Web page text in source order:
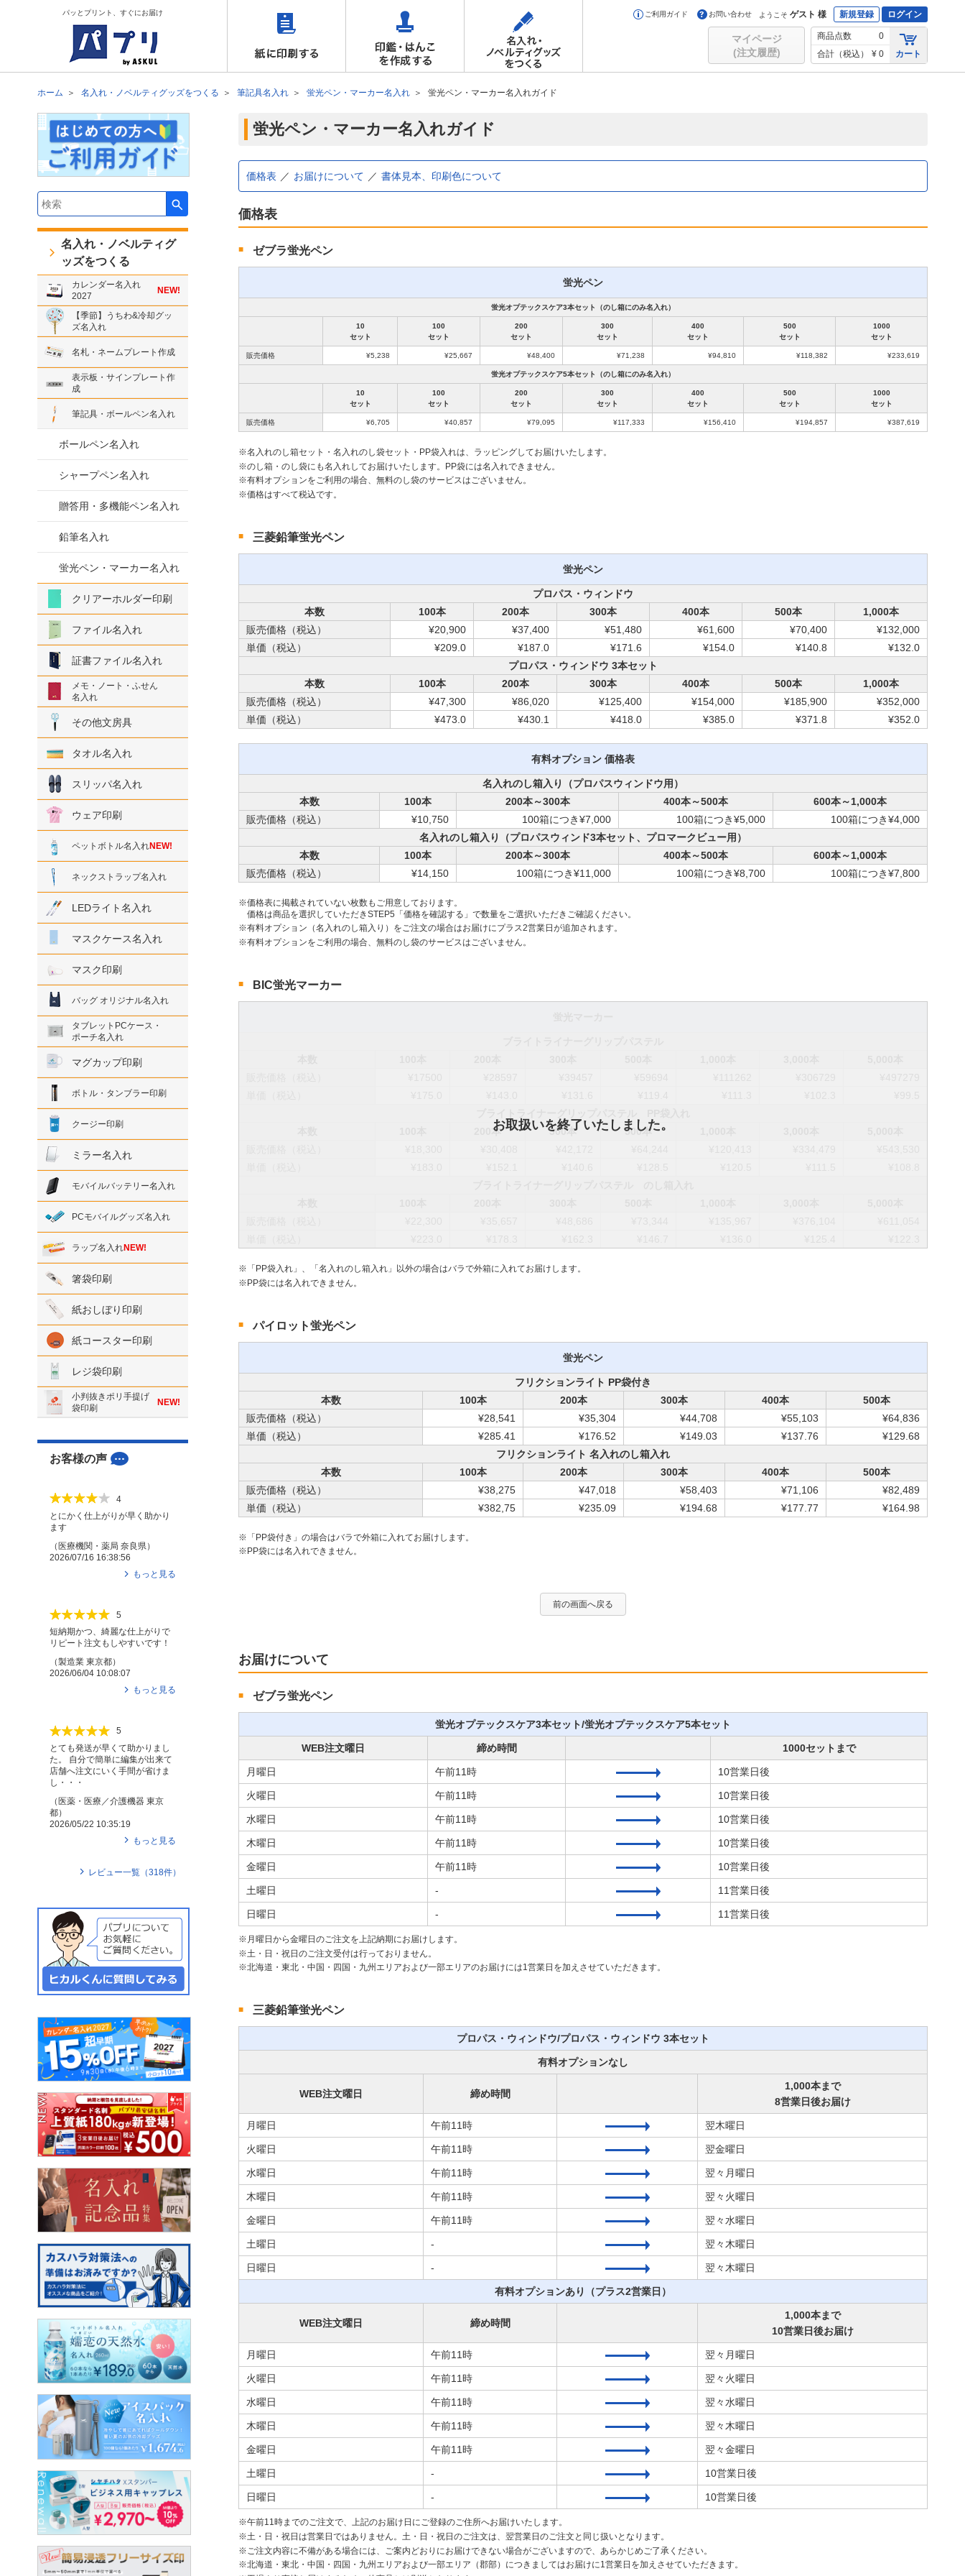
パッとプリント、すぐにお届け ご利用ガイド お問い合わせ ようこそ ゲスト 様 新規登録 ログイン
マイページ
(注文履歴)
商品点数
0
合計（税込）
¥ 0 カート
ホーム 名入れ・ノベルティグッズをつくる 筆記具名入れ 蛍光ペン・マーカー名入れ 蛍光ペン・マーカー名入れガイド
蛍光ペン・マーカー名入れガイド
価格表 お届けについて 書体見本、印刷色について
価格表
ゼブラ蛍光ペン
蛍光ペン
蛍光オプテックスケア3本セット（のし箱にのみ名入れ）
10
セット
100
セット
200
セット
300
セット
400
セット
500
セット
1000
セット
販売価格 ¥5,238 ¥25,667 ¥48,400 ¥71,238 ¥94,810 ¥118,382 ¥233,619
蛍光オプテックスケア5本セット（のし箱にのみ名入れ）
10
セット
100
セット
200
セット
300
セット
400
セット
500
セット
1000
セット
販売価格 ¥6,705 ¥40,857 ¥79,095 ¥117,333 ¥156,410 ¥194,857 ¥387,619
名入れのし箱セット・名入れのし袋セット・PP袋入れは、ラッピングしてお届けいたします。
のし箱・のし袋にも名入れしてお届けいたします。PP袋には名入れできません。
有料オプションをご利用の場合、無料のし袋のサービスはございません。
価格はすべて税込です。
三菱鉛筆蛍光ペン
蛍光ペン
プロパス・ウィンドウ
本数
100本 200本 300本 400本 500本
1,000本
販売価格（税込）
¥20,900 ¥37,400 ¥51,480 ¥61,600 ¥70,400
¥132,000
単価（税込）
¥209.0 ¥187.0 ¥171.6 ¥154.0 ¥140.8
¥132.0
プロパス・ウィンドウ 3本セット
本数
100本 200本 300本 400本 500本
1,000本
販売価格（税込）
¥47,300 ¥86,020 ¥125,400 ¥154,000 ¥185,900
¥352,000
単価（税込）
¥473.0 ¥430.1 ¥418.0 ¥385.0 ¥371.8 ¥352.0
有料オプション 価格表
名入れのし箱入り（プロパスウィンドウ用）
本数
100本 200本～300本 400本～500本
600本～1,000本
販売価格（税込）
¥10,750 100箱につき¥7,000 100箱につき¥5,000
100箱につき¥4,000
名入れのし箱入り（プロパスウィンド3本セット、プロマークビュー用）
本数
100本 200本～300本 400本～500本
600本～1,000本
販売価格（税込）
¥14,150 100箱につき¥11,000 100箱につき¥8,700 100箱につき¥7,800
価格表に掲載されていない枚数もご用意しております。
価格は商品を選択していただきSTEP5「価格を確認する」で数量をご選択いただきご確認ください。
有料オプション（名入れのし箱入り）をご注文の場合はお届けにプラス2営業日が追加されます。
有料オプションをご利用の場合、無料のし袋のサービスはございません。
BIC蛍光マーカー
200本 300本 500本
「PP袋入れ」、「名入れのし箱入れ」以外の場合はバラで外箱に入れてお届けします。
PP袋には名入れできません。
パイロット蛍光ペン
蛍光ペン
フリクションライト PP袋付き
本数
100本 200本 300本 400本
500本
販売価格（税込）
¥28,541 ¥35,304 ¥44,708 ¥55,103
¥64,836
単価（税込）
¥285.41 ¥176.52 ¥149.03 ¥137.76
¥129.68
フリクションライト 名入れのし箱入れ
本数
100本 200本 300本 400本
500本
販売価格（税込）
¥38,275 ¥47,018 ¥58,403 ¥71,106
¥82,489
単価（税込）
¥382,75 ¥235.09 ¥194.68 ¥177.77 ¥164.98
「PP袋付き」の場合はバラで外箱に入れてお届けします。
PP袋には名入れできません。
前の画面へ戻る
お届けについて
ゼブラ蛍光ペン
蛍光オプテックスケア3本セット/蛍光オプテックスケア5本セット
WEB注文曜日 締め時間 1000セットまで
月曜日 午前11時 10営業日後
火曜日 午前11時 10営業日後
水曜日 午前11時 10営業日後
木曜日 午前11時 10営業日後
金曜日 午前11時 10営業日後
土曜日 - 11営業日後
日曜日 - 11営業日後
月曜日から金曜日のご注文を上記納期にお届けします。
土・日・祝日のご注文受付は行っておりません。
北海道・東北・中国・四国・九州エリアおよび一部エリアのお届けには1営業日を加えさせていただきます。
三菱鉛筆蛍光ペン
プロパス・ウィンドウ/プロパス・ウィンドウ 3本セット
有料オプションなし
WEB注文曜日 締め時間
1,000本まで
8営業日後お届け
月曜日 午前11時 翌木曜日
火曜日 午前11時 翌金曜日
水曜日 午前11時 翌々月曜日
木曜日 午前11時 翌々火曜日
金曜日 午前11時 翌々水曜日
土曜日 - 翌々木曜日
日曜日 - 翌々木曜日
有料オプションあり（プラス2営業日）
WEB注文曜日 締め時間
1,000本まで
10営業日後お届け
月曜日 午前11時 翌々月曜日
火曜日 午前11時 翌々火曜日
水曜日 午前11時 翌々水曜日
木曜日 午前11時 翌々木曜日
金曜日 午前11時 翌々金曜日
土曜日 - 10営業日後
日曜日 - 10営業日後
午前11時までのご注文で、上記のお届け日にご登録のご住所へお届けいたします。
土・日・祝日は営業日ではありません。土・日・祝日のご注文は、翌営業日のご注文と同じ扱いとなります。
ご注文内容に不備がある場合には、ご案内どおりにお届けできない場合がございますので、あらかじめご了承ください。
北海道・東北・中国・四国・九州エリアおよび一部エリア（郡部）につきましてはお届けに1営業日を加えさせていただきます。
検索キーワード入力
名入れ・ノベルティグ
ッズをつくる
カレンダー名入れ
2027
NEW!
【季節】うちわ&冷却グッ
ズ名入れ
名札・ネームプレート作成
表示板・サインプレート作
成
筆記具・ボールペン名入れ
ボールペン名入れ
シャープペン名入れ
贈答用・多機能ペン名入れ
鉛筆名入れ
蛍光ペン・マーカー名入れ
クリアーホルダー印刷
ファイル名入れ
証書ファイル名入れ
メモ・ノート・ふせん
名入れ
その他文房具
タオル名入れ
スリッパ名入れ
ウェア印刷
ペットボトル名入れNEW!
ネックストラップ名入れ
LEDライト名入れ
マスクケース名入れ
マスク印刷
バッグ オリジナル名入れ
タブレットPCケース・
ポーチ名入れ
マグカップ印刷
ボトル・タンブラー印刷
クージー印刷
ミラー名入れ
モバイルバッテリー名入れ
PCモバイルグッズ名入れ
ラップ名入れNEW!
箸袋印刷
紙おしぼり印刷
紙コースター印刷
レジ袋印刷
小判抜きポリ手提げ
袋印刷
NEW!
お客様の声
4
とにかく仕上がりが早く助かり
ます
（医療機関・薬局 奈良県 ）
2026/07/16 16:38:56
もっと見る
5
短納期かつ、綺麗な仕上がりで
リピート注文もしやすいです！
（製造業 東京都）
2026/06/04 10:08:07
もっと見る
5
とても発送が早くて助かりまし
た。 自分で簡単に編集が出来て
店舗へ注文にいく手間が省けま
し・・・
（医薬・医療／介護機器 東京
都）
2026/05/22 10:35:19
もっと見る
レビュー一覧（318件）